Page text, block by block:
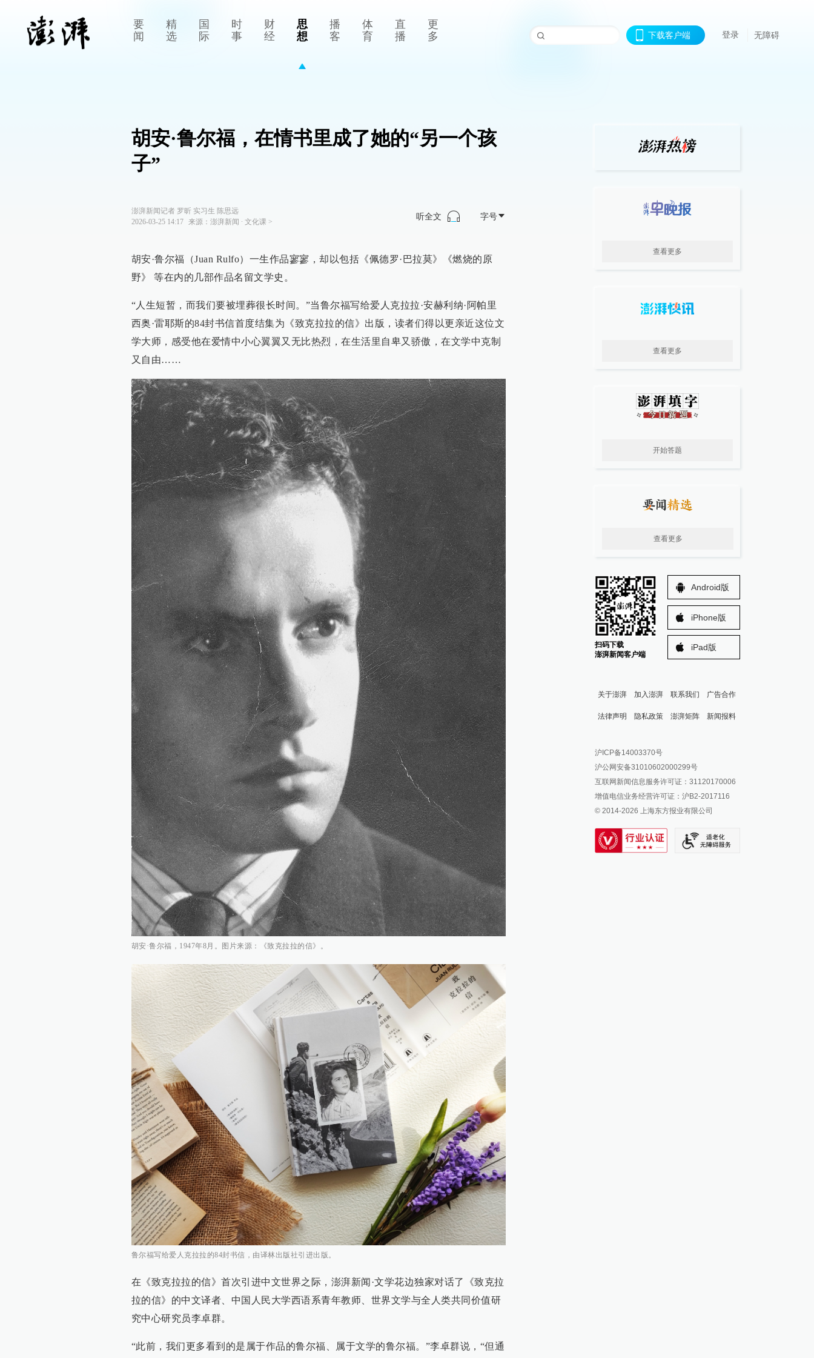
要
闻
精
选
国
际
时
事
财
经
思
想
播
客
体
育
直
播
更
多
下载客户端 登录 无障碍
胡安·鲁尔福，在情书里成了她的“另一个孩
子”
澎湃新闻记者 罗昕 实习生 陈思远
2026-03-25 14:17
来源： 澎湃新闻 ∙ 文化课>
听全文 字号
胡安·鲁尔福（Juan Rulfo）一生作品寥寥，却以包括《佩德罗·巴拉莫》《燃烧的原
野》 等在内的几部作品名留文学史。
“人生短暂，而我们要被埋葬很长时间。”当鲁尔福写给爱人克拉拉·安赫利纳·阿帕里
西奥·雷耶斯的84封书信首度结集为《致克拉拉的信》出版，读者们得以更亲近这位文
学大师，感受他在爱情中小心翼翼又无比热烈，在生活里自卑又骄傲，在文学中克制
又自由……
胡安·鲁尔福，1947年8月。图片来源：《致克拉拉的信》。
鲁尔福写给爱人克拉拉的84封书信，由译林出版社引进出版。
在《致克拉拉的信》首次引进中文世界之际，澎湃新闻·文学花边独家对话了《致克拉
拉的信》的中文译者、中国人民大学西语系青年教师、世界文学与全人类共同价值研
究中心研究员李卓群。
“此前，我们更多看到的是属于作品的鲁尔福、属于文学的鲁尔福。”李卓群说，“但通
查看更多
查看更多
开始答题
查看更多
扫码下载
澎湃新闻客户端
Android版
iPhone版
iPad版
关于澎湃 加入澎湃 联系我们 广告合作
法律声明 隐私政策 澎湃矩阵
澎湃新闻公众号
澎湃新闻抖音号
派生万物开放平台
IP SHANGHAI
SIXTH TONE
新闻报料
报料邮箱: news@thepaper.cn
沪ICP备14003370号
沪公网安备31010602000299号
互联网新闻信息服务许可证：31120170006
增值电信业务经营许可证：沪B2-2017116
© 2014-2026 上海东方报业有限公司